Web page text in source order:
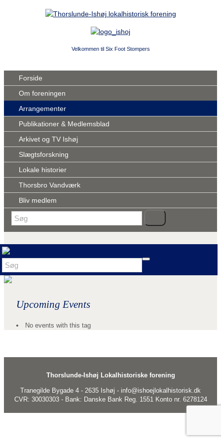
Velkommen til Six Foot Stompers
Forside
Om foreningen
Arrangementer
Publikationer & Medlemsblad
Arkivet og TV Ishøj
Slægtsforskning
Lokale historier
Thorsbro Vandværk
Bliv medlem
Upcoming Events
No events with this tag
Thorslunde-Ishøj Lokalhistoriske forening
Tranegilde Bygade 4 - 2635 Ishøj - info@ishoejlokalhistorisk.dk
CVR: 30030303 - Bank: Danske Bank Reg. 1551 Konto nr. 6278124